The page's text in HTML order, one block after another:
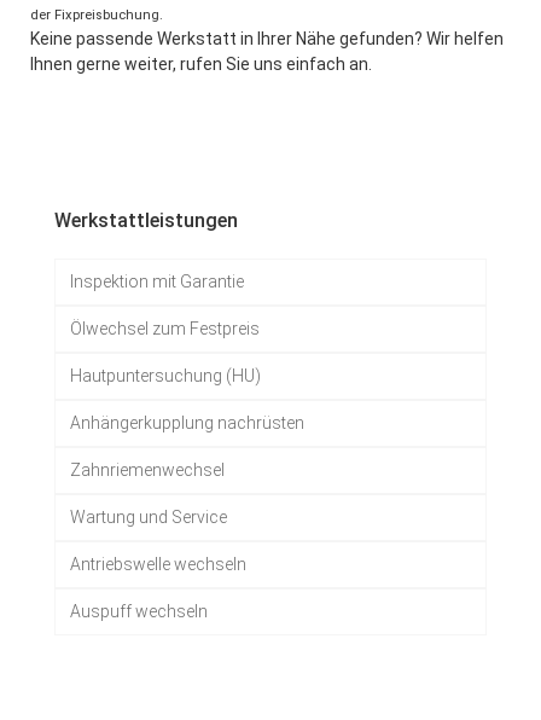
der Fixpreisbuchung.
Keine passende Werkstatt in Ihrer Nähe gefunden? Wir helfen
Ihnen gerne weiter, rufen Sie uns einfach an.
Werkstattleistungen
Inspektion mit Garantie
Ölwechsel zum Festpreis
Hautpuntersuchung (HU)
Anhängerkupplung nachrüsten
Zahnriemenwechsel
Wartung und Service
Antriebswelle wechseln
Auspuff wechseln